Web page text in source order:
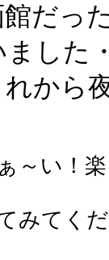
だっ
ました
から
い！楽
てくだ